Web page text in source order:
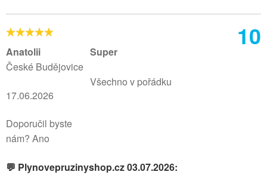
10
Anatolii
České Budějovice
17.06.2026
Doporučil byste
nám? Ano
Super
Všechno v pořádku
💬 Plynovepruzinyshop.cz 03.07.2026: